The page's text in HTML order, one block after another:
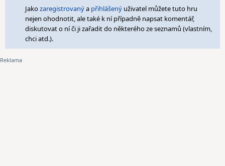
Jakozaregistrovanýa přihlášený uživatel můžete tuto hru
nejen ohodnotit, ale také k ní případně napsat komentář,
diskutovat o ní či ji zařadit do některého ze seznamů (vlastním,
chci atd.).